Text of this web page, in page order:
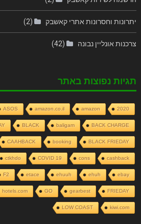
יתרונות וחסרונות אתרי קאשבק (2)
צרכנות אונליין נבונה (42)
תגיות נפוצות באתר
2020
amazon
amazon.co.il
ASOS
BACK CHARGE
baligam
BLACK
BLACK FRIEDAY
booking
CAAHBACK
cashback
cons
COVID 19
ctkhdo
ebay
ehuh
ehuuh
etace
F2
FRIEDAY
gearbest
GO
hotels.com
kiwi.com
LOW COAST